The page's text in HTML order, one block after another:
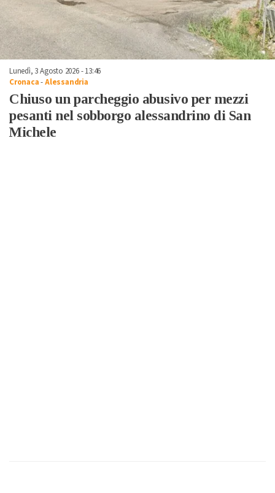
Lunedì, 3 Agosto 2026 - 13:46
Cronaca-Alessandria
Chiuso un parcheggio abusivo per mezzi
pesanti nel sobborgo alessandrino di San
Michele